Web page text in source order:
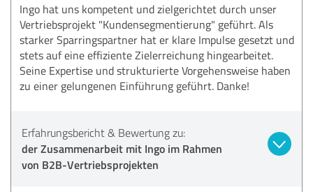
Ingo hat uns kompetent und zielgerichtet durch unser
Vertriebsprojekt "Kundensegmentierung" geführt. Als
starker Sparringspartner hat er klare Impulse gesetzt und
stets auf eine effiziente Zielerreichung hingearbeitet.
Seine Expertise und strukturierte Vorgehensweise haben
zu einer gelungenen Einführung geführt. Danke!
Erfahrungsbericht & Bewertung zu:
der Zusammenarbeit mit Ingo im Rahmen
von B2B-Vertriebsprojekten